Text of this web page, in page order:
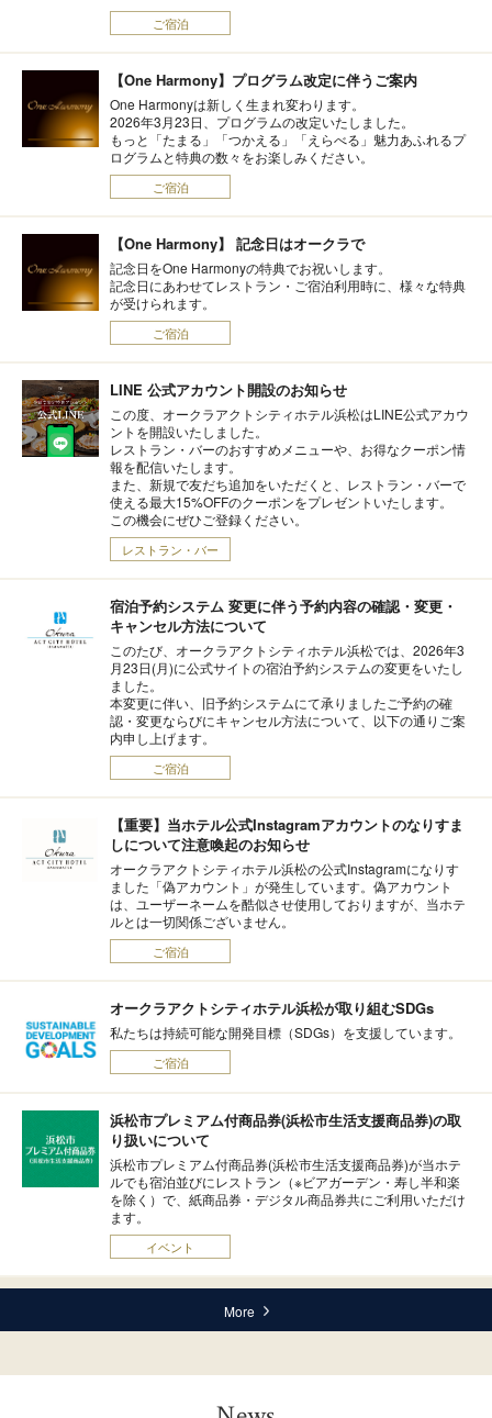
ご宿泊
【One Harmony】プログラム改定に伴うご案内
One Harmonyは新しく生まれ変わります。
2026年3月23日、プログラムの改定いたしました。
もっと「たまる」「つかえる」「えらべる」魅力あふれるプ
ログラムと特典の数々をお楽しみください。
ご宿泊
【One Harmony】 記念日はオークラで
記念日をOne Harmonyの特典でお祝いします。
記念日にあわせてレストラン・ご宿泊利用時に、様々な特典
が受けられます。
ご宿泊
LINE 公式アカウント開設のお知らせ
この度、オークラアクトシティホテル浜松はLINE公式アカウ
ントを開設いたしました。
レストラン・バーのおすすめメニューや、お得なクーポン情
報を配信いたします。
また、新規で友だち追加をいただくと、レストラン・バーで
使える最大15%OFFのクーポンをプレゼントいたします。
この機会にぜひご登録ください。
レストラン・バー
宿泊予約システム 変更に伴う予約内容の確認・変更・
キャンセル方法について
このたび、オークラアクトシティホテル浜松では、2026年3
月23日(月)に公式サイトの宿泊予約システムの変更をいたし
ました。
本変更に伴い、旧予約システムにて承りましたご予約の確
認・変更ならびにキャンセル方法について、以下の通りご案
内申し上げます。
ご宿泊
【重要】当ホテル公式Instagramアカウントのなりすま
しについて注意喚起のお知らせ
オークラアクトシティホテル浜松の公式Instagramになりす
ました「偽アカウント」が発生しています。偽アカウント
は、ユーザーネームを酷似させ使用しておりますが、当ホテ
ルとは一切関係ございません。
ご宿泊
オークラアクトシティホテル浜松が取り組むSDGs
私たちは持続可能な開発目標（SDGs）を支援しています。
ご宿泊
浜松市プレミアム付商品券(浜松市生活支援商品券)の取
り扱いについて
浜松市プレミアム付商品券(浜松市生活支援商品券)が当ホテ
ルでも宿泊並びにレストラン（※ビアガーデン・寿し半和楽
を除く）で、紙商品券・デジタル商品券共にご利用いただけ
ます。
イベント
More